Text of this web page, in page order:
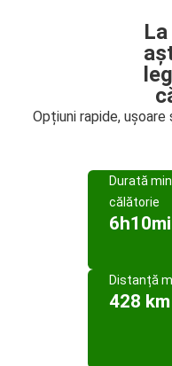
Opțiuni rapide,
Durată
călătorie
Distanță
428 km